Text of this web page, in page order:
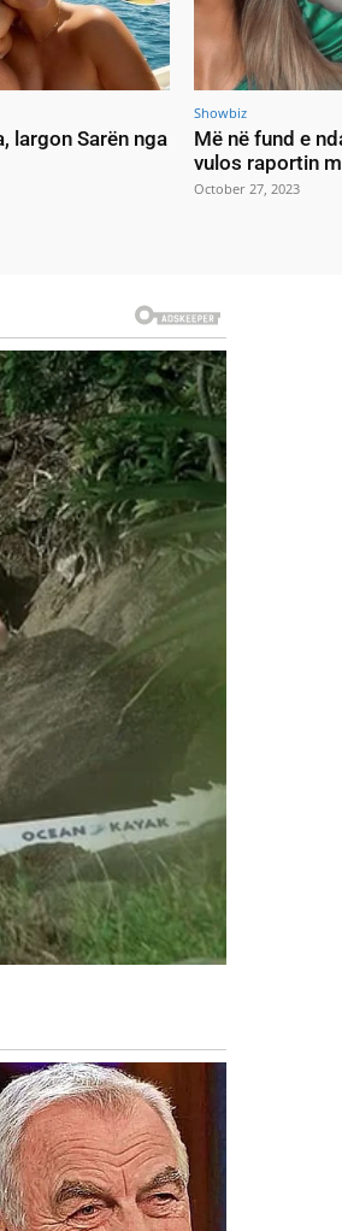
largon Sarën nga
Showbiz
Më në fund e
vulos raportin
October 27, 2023